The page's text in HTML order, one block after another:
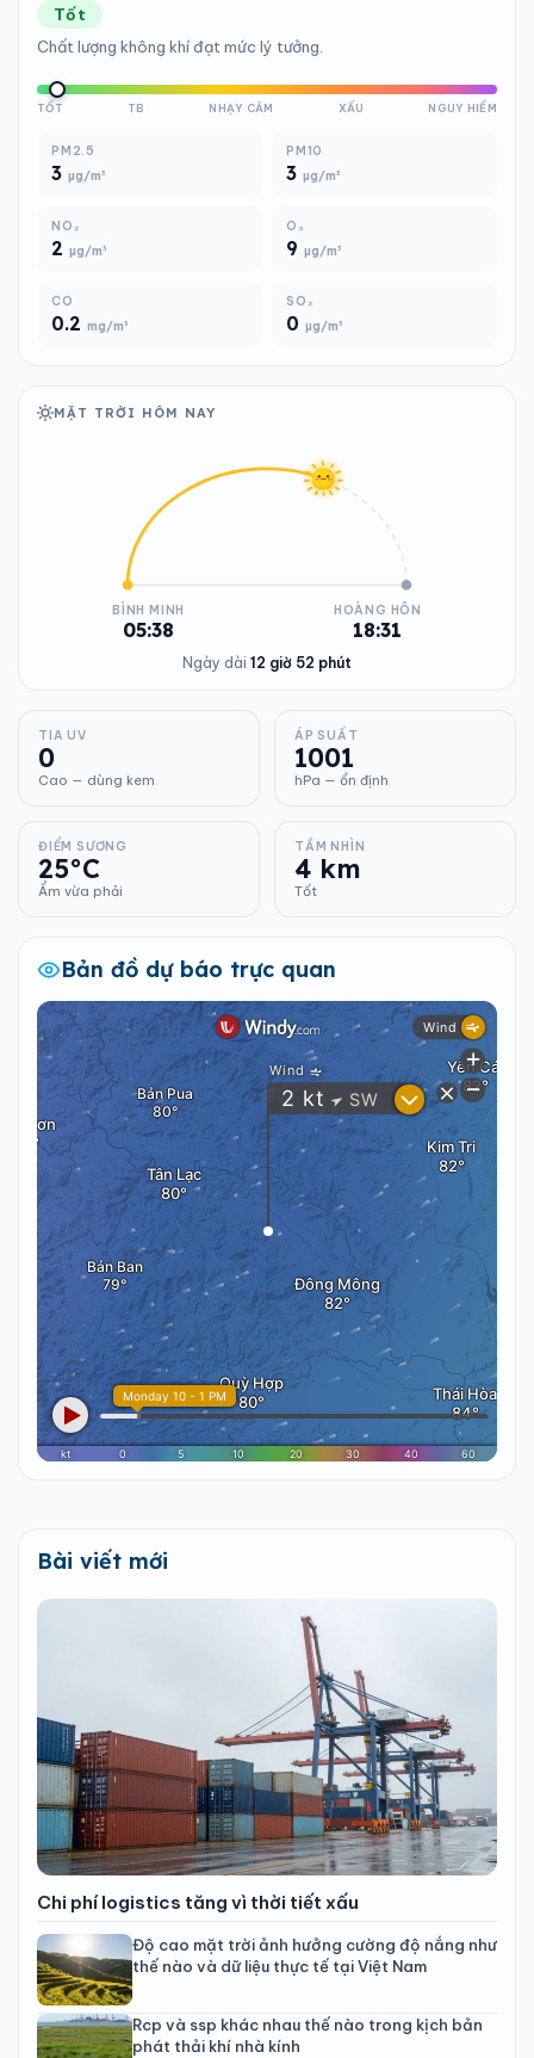
Tốt
Chất lượng không khí đạt mức lý tưởng.
TỐT TB NHẠY CẢM XẤU NGUY HIỂM
PM2.5
3 µg/m³
PM10
3 µg/m³
NO₂
2 µg/m³
O₃
9 µg/m³
CO
0.2 mg/m³
SO₂
0 µg/m³
MẶT TRỜI HÔM NAY
BÌNH MINH
05:38
HOÀNG HÔN
18:31
Ngày dài 12 giờ 52 phút
TIA UV
0
Cao — dùng kem
ÁP SUẤT
1001
hPa — ổn định
ĐIỂM SƯƠNG
25°C
Ẩm vừa phải
TẦM NHÌN
4 km
Tốt
Bản đồ dự báo trực quan
Bài viết mới
Chi phí logistics tăng vì thời tiết xấu
Độ cao mặt trời ảnh hưởng cường độ nắng như
thế nào và dữ liệu thực tế tại Việt Nam
Rcp và ssp khác nhau thế nào trong kịch bản
phát thải khí nhà kính